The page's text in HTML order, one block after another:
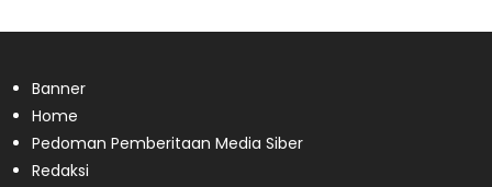
Banner
Home
Pedoman Pemberitaan Media Siber
Redaksi